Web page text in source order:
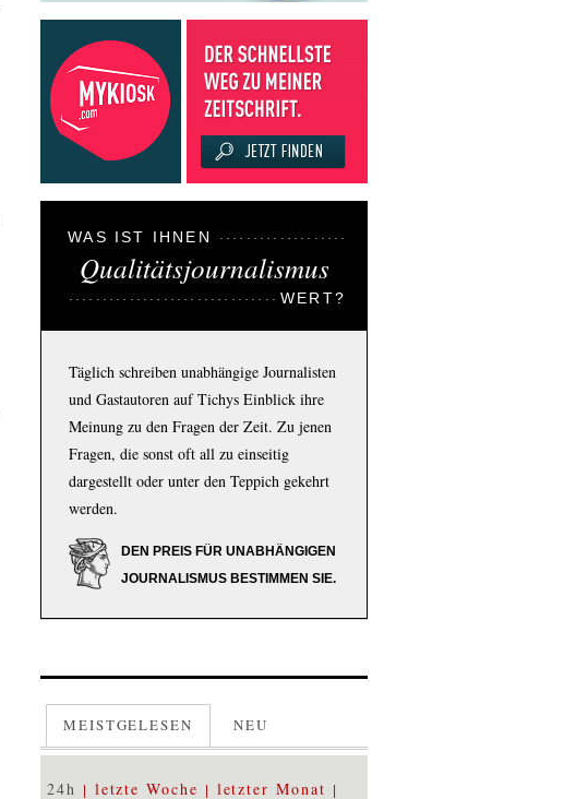
WAS IST IHNEN
Qualitätsjournalismus
WERT?
Täglich schreiben unabhängige Journalisten
und Gastautoren auf Tichys Einblick ihre
Meinung zu den Fragen der Zeit. Zu jenen
Fragen, die sonst oft all zu einseitig
dargestellt oder unter den Teppich gekehrt
werden.
DEN PREIS FÜR UNABHÄNGIGEN
JOURNALISMUS BESTIMMEN SIE.
MEISTGELESEN NEU
24h letzte Woche letzter Monat